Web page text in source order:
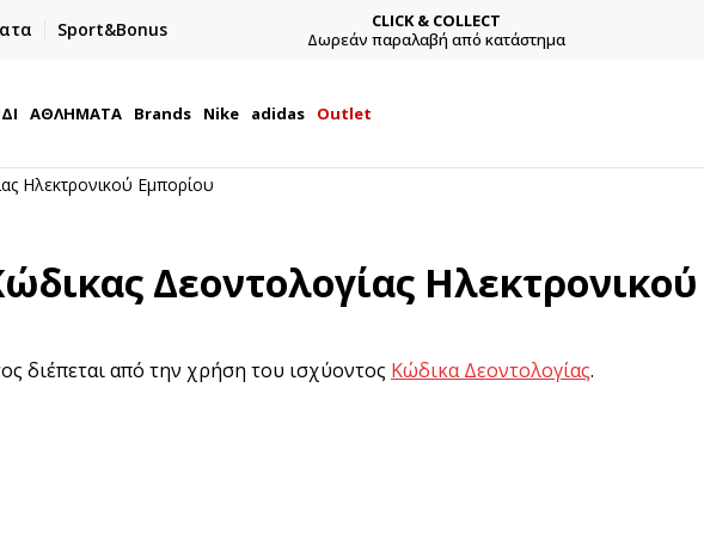
Sport&Bonus
ΜΕ BOX NOW
7
CLICK & COLLECT
Δωρεάν παραλαβή από κατάστημα
ΑΘΛΗΜΑΤΑ Brands Nike adidas Outlet
Ηλεκτρονικού Εμπορίου
Δεοντολογίας
διέπεται από την χρήση του ισχύοντος Κώδικα Δεοντολογίας.